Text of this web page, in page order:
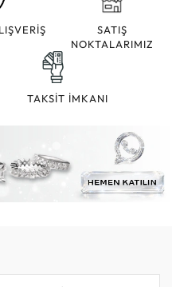
SATIŞ
NOKTALARIMIZ
TAKSİT İMKANI